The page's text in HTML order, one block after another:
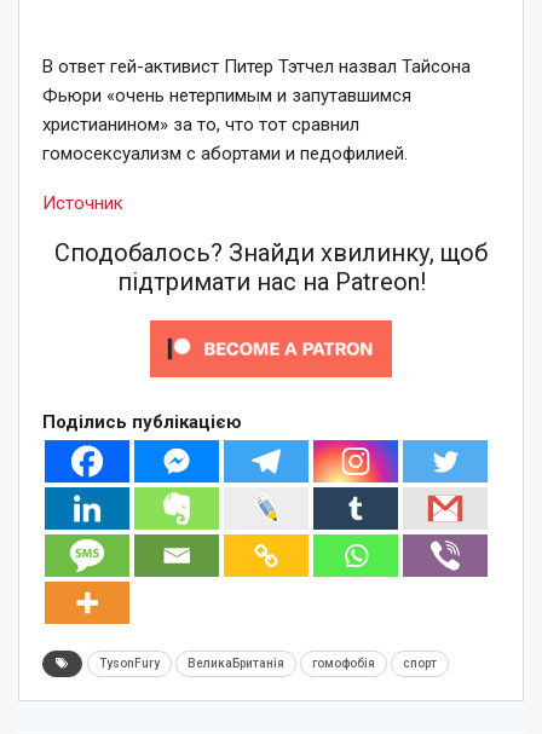
В ответ гей-активист Питер Тэтчел назвал Тайсона
Фьюри «очень нетерпимым и запутавшимся
христианином» за то, что тот сравнил
гомосексуализм с абортами и педофилией.
Источник
Сподобалось? Знайди хвилинку, щоб
підтримати нас на Patreon!
Поділись публікацією
TysonFury ВеликаБританія гомофобія спорт